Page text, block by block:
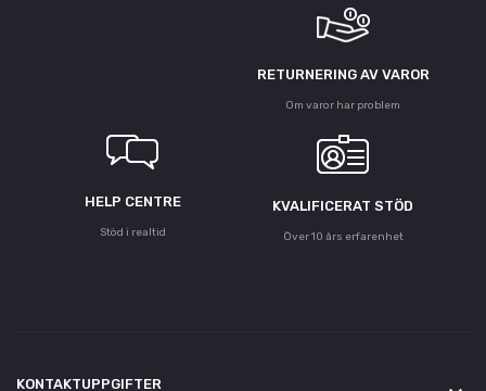
RETURNERING AV VAROR
Om varor har problem
HELP CENTRE
Stöd i realtid
KVALIFICERAT STÖD
Över 10 års erfarenhet
KONTAKTUPPGIFTER